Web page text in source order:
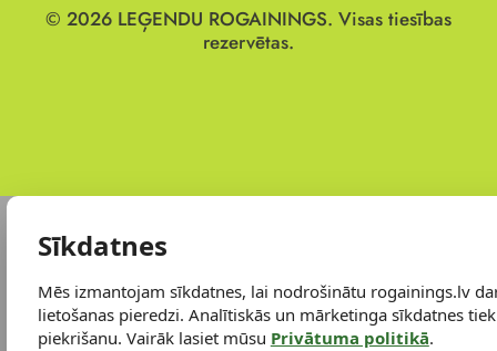
© 2026 LEĢENDU ROGAININGS. Visas tiesības
rezervētas.
Sīkdatnes
Mēs izmantojam sīkdatnes, lai nodrošinātu rogainings.lv
lietošanas pieredzi. Analītiskās un mārketinga sīkdatnes
piekrišanu. Vairāk lasiet mūsu Privātuma politikā.